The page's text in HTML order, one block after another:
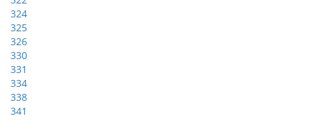
324
325
326
330
331
334
338
341